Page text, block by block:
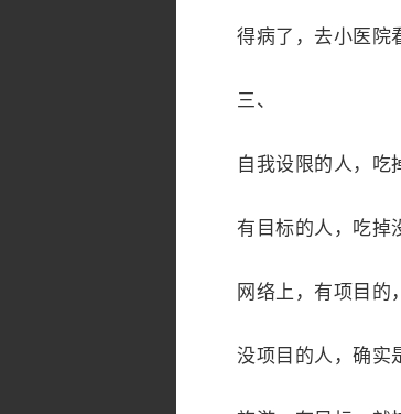
得病了，去小医院看
三、
自我设限的人，吃掉
有目标的人，吃掉没
网络上，有项目的，
没项目的人，确实是